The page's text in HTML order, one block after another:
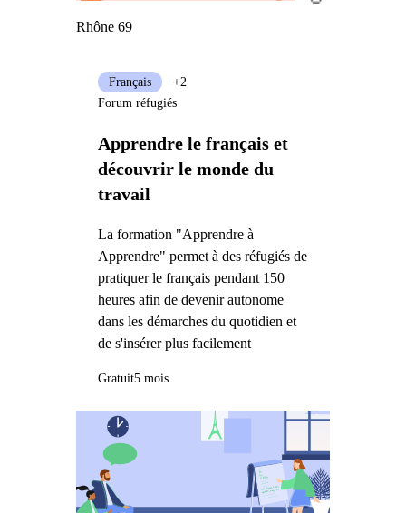
Rhône 69
Apprendre le français et
découvrir le monde du
travail
La formation "Apprendre à
Apprendre" permet à des réfugiés de
pratiquer le français pendant 150
heures afin de devenir autonome
dans les démarches du quotidien et
de s'insérer plus facilement
Français
+2
Forum réfugiés
Gratuit5 mois